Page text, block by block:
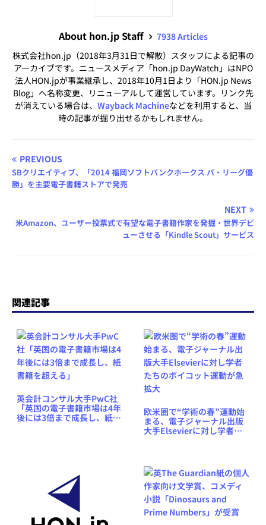
About hon.jp Staff
7938 Articles
株式会社hon.jp（2018年3月31日で解散）スタッフによる記事の
アーカイブです。ニュースメディア「hon.jp DayWatch」はNPO
法人HON.jpが事業継承し、2018年10月1日より「HON.jp News
Blog」へ名称変更、リニューアルして運営しています。リンク先
が消えている場合は、 Wayback Machineなどを利用すると、当
時の記事が掘り出せるかもしれません。
PREVIOUS
SBクリエイティブ、「2014 福岡ソフトバンクホークス パ・リーグ優
勝」を主要電子書籍ストアで発売
NEXT
米Amazon、ユーザー投票式で有望な電子書籍作家を発掘・世界デビ
ューさせる「Kindle Scout」サービス
関連記事
英会計コンサル大手PwC社
「英国の電子書籍市場は4年
後には3倍まで成長し、紙書
欧米圏で“学術の春”運動始
まる、電子ジャーナル出版
大手Elsevierに対し学者た